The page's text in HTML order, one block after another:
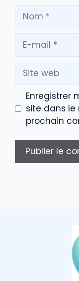
Nom
mail
Site
web
Enregistrer
site dans
prochain